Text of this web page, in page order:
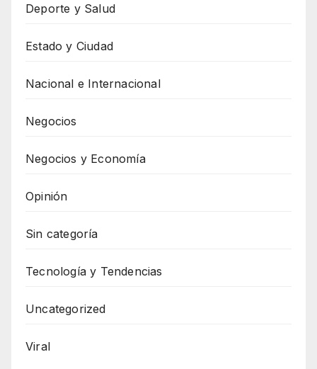
Deporte y Salud
Estado y Ciudad
Nacional e Internacional
Negocios
Negocios y Economía
Opinión
Sin categoría
Tecnología y Tendencias
Uncategorized
Viral